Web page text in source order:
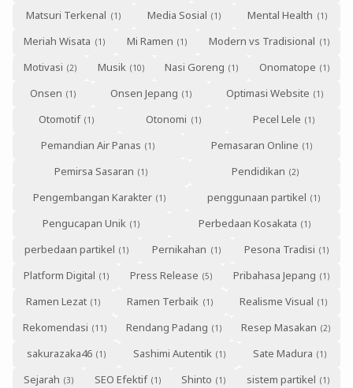
Matsuri Terkenal
Media Sosial
Mental Health
Meriah Wisata
Mi Ramen
Modern vs Tradisional
Motivasi
Musik Nasi Goreng
Onomatope
Onsen
Onsen Jepang
Optimasi Website
Otomotif
Otonomi
Pecel Lele
Pemandian Air Panas
Pemasaran Online
Pemirsa Sasaran
Pendidikan
Pengembangan Karakter
penggunaan partikel
Pengucapan Unik
Perbedaan Kosakata
perbedaan partikel
Pernikahan
Pesona Tradisi
Platform Digital
Press Release
Pribahasa Jepang
Ramen Lezat
Ramen Terbaik
Realisme Visual
Rekomendasi
Rendang Padang
Resep Masakan
sakurazaka46
Sashimi Autentik
Sate Madura
Sejarah
SEO Efektif Shinto
sistem partikel